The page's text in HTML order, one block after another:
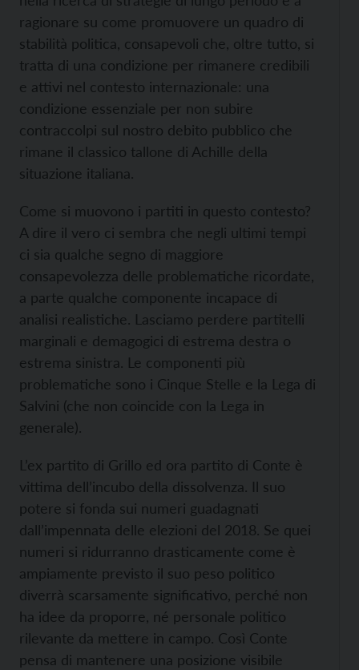
ragionare su come promuovere un quadro di
stabilità politica, consapevoli che, oltre tutto, si
tratta di una condizione per rimanere credibili
e attivi nel contesto internazionale: una
condizione essenziale per non subire
contraccolpi sul nostro debito pubblico che
rimane il classico tallone di Achille della
situazione italiana.
Come si muovono i partiti in questo contesto?
A dire il vero ci sembra che negli ultimi tempi
ci sia qualche segno di maggiore
consapevolezza delle problematiche ricordate,
a parte qualche componente incapace di
analisi realistiche. Lasciamo perdere partitelli
marginali e demagogici di estrema destra o
estrema sinistra. Le componenti più
problematiche sono i Cinque Stelle e la Lega di
Salvini (che non coincide con la Lega in
generale).
L’ex partito di Grillo ed ora partito di Conte è
vittima dell’incubo della dissolvenza. Il suo
potere si fonda sui numeri guadagnati
dall’impennata delle elezioni del 2018. Se quei
numeri si ridurranno drasticamente come è
ampiamente previsto il suo peso politico
diverrà scarsamente significativo, perché non
ha idee da proporre, né personale politico
rilevante da mettere in campo. Così Conte
pensa di mantenere una posizione visibile